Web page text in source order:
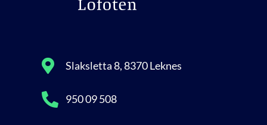
Slaksletta 8, 8370 Leknes
950 09 508